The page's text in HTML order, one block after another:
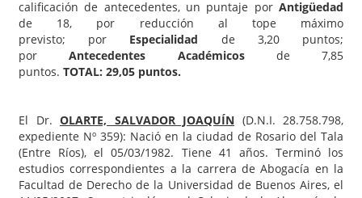
calificación de antecedentes, un puntaje por Antigüedad
de 18, por reducción al tope máximo
previsto; por Especialidad de 3,20 puntos;
porAntecedentes Académicosde 7,85
puntos. TOTAL: 29,05 puntos.
El Dr. OLARTE, SALVADOR JOAQUÍN (D.N.I. 28.758.798,
expediente Nº 359): Nació en la ciudad de Rosario del Tala
(Entre Ríos), el 05/03/1982. Tiene 41 años. Terminó los
estudios correspondientes a la carrera de Abogacía en la
Facultad de Derecho de la Universidad de Buenos Aires, el